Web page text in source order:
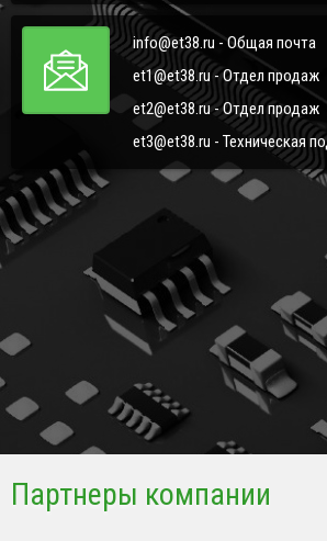
info@et38.ru - Общая почта
et1@et38.ru - Отдел продаж
et2@et38.ru - Отдел продаж
et3@et38.ru - Техническая
Партнеры компании